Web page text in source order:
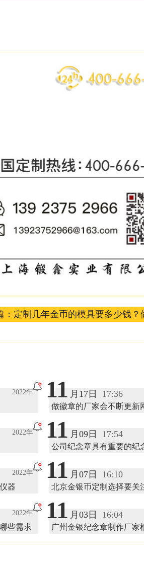
定制几年金币的模具要多少钱？
2022年 11 月17日 17:36
做徽章的厂家会不断更新
2022年 11 月09日 17:54
公司纪念章具有重要的纪
2022年
器
11 月07日 16:10
北京金银币定制选择要关
2022年
些需求
11 月03日 16:04
广州金银纪念章制作厂家